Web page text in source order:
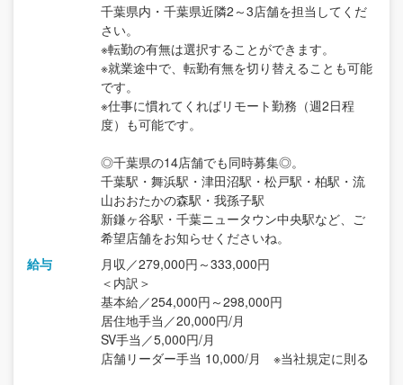
千葉県内・千葉県近隣2～3店舗を担当してくだ
さい。
※転勤の有無は選択することができます。
※就業途中で、転勤有無を切り替えることも可能
です。
※仕事に慣れてくればリモート勤務（週2日程
度）も可能です。
◎千葉県の14店舗でも同時募集◎。
千葉駅・舞浜駅・津田沼駅・松戸駅・柏駅・流
山おおたかの森駅・我孫子駅
新鎌ヶ谷駅・千葉ニュータウン中央駅など、ご
希望店舗をお知らせくださいね。
給与
月収／279,000円～333,000円
＜内訳＞
基本給／254,000円～298,000円
居住地手当／20,000円/月
SV手当／5,000円/月
店舗リーダー手当 10,000/月 ※当社規定に則る